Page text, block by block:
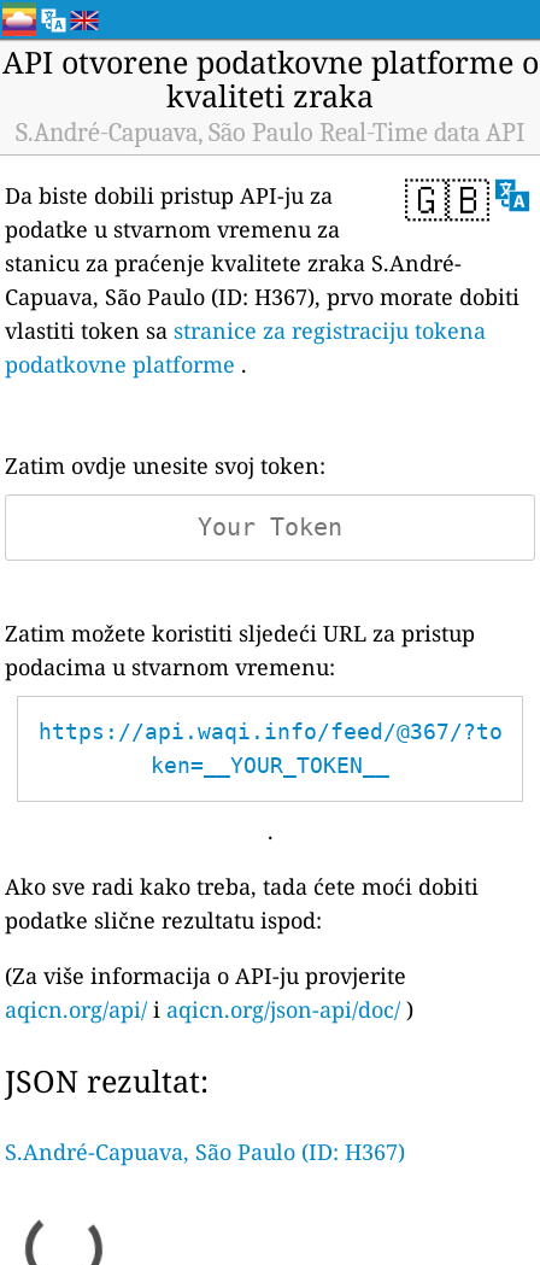
API otvorene podatkovne platforme o
kvaliteti zraka
S.André-Capuava, São Paulo Real-Time data API
🇬🇧
Da biste dobili pristup API-ju za
podatke u stvarnom vremenu za
stanicu za praćenje kvalitete zraka S.André-
Capuava, São Paulo (ID: H367), prvo morate dobiti
vlastiti token sastranice za registraciju tokena
podatkovne platforme .
Zatim ovdje unesite svoj token:
Zatim možete koristiti sljedeći URL za pristup
podacima u stvarnom vremenu:
https://api.waqi.info/feed/@367/?to
ken=__YOUR_TOKEN__
.
Ako sve radi kako treba, tada ćete moći dobiti
podatke slične rezultatu ispod:
(Za više informacija o API-ju provjerite
aqicn.org/api/ i aqicn.org/json-api/doc/ )
JSON rezultat:
S.André-Capuava, São Paulo (ID: H367)